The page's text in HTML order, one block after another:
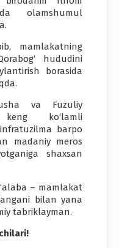
olamshumul
mamlakatning
hududini
borasida
va Fuzuliy
ko‘lamli
barpo
madaniy meros
shaxsan
– mamlakat
bilan yana
tabriklayman.